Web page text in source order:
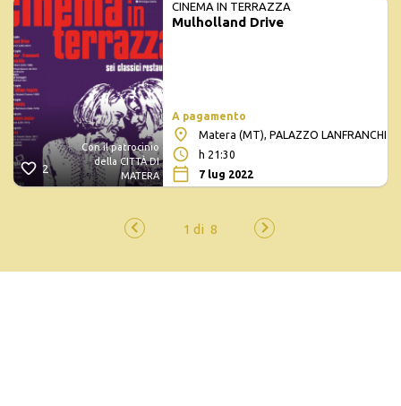
2
Con il patrocinio
della CITTÀ DI
MATERA
CINEMA IN TERRAZZA
Mulholland Drive
A pagamento
Matera (MT), PALAZZO LANFRANCHI
h 21:30
7 lug 2022